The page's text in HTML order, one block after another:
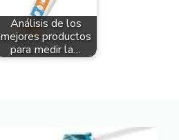
Análisis de los
mejores productos
para medir la…